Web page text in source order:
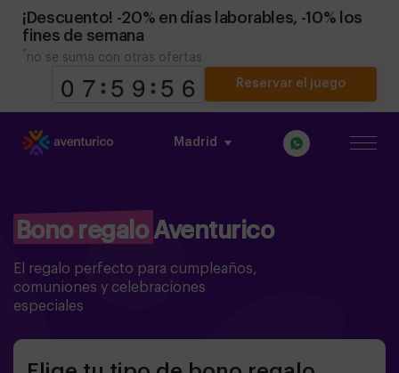
¡Descuento! -20% en días laborables, -10% los
fines de semana
* no se suma con otras ofertas
9
9
0
0 8
7
7
Reservar el juego
Madrid
Bono regalo Aventurico
El regalo perfecto para cumpleaños,
comuniones y celebraciones
especiales